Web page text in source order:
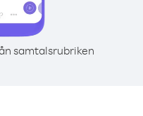
samtalsrubriken